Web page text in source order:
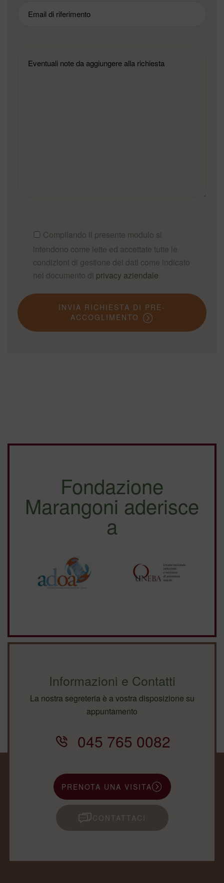
Compilando il presente modulo si
intendono come lette ed accettate tutte le
condizioni di gestione dei dati come indicato
nel documento di privacy aziendale
INVIA RICHIESTA DI PRE-
ACCOGLIMENTO
Fondazione
Marangoni aderisce
a
Informazioni e Contatti
La nostra segreteria è a vostra disposizione su
appuntamento
045 765 0082
PRENOTA UNA VISITA
CONTATTACI